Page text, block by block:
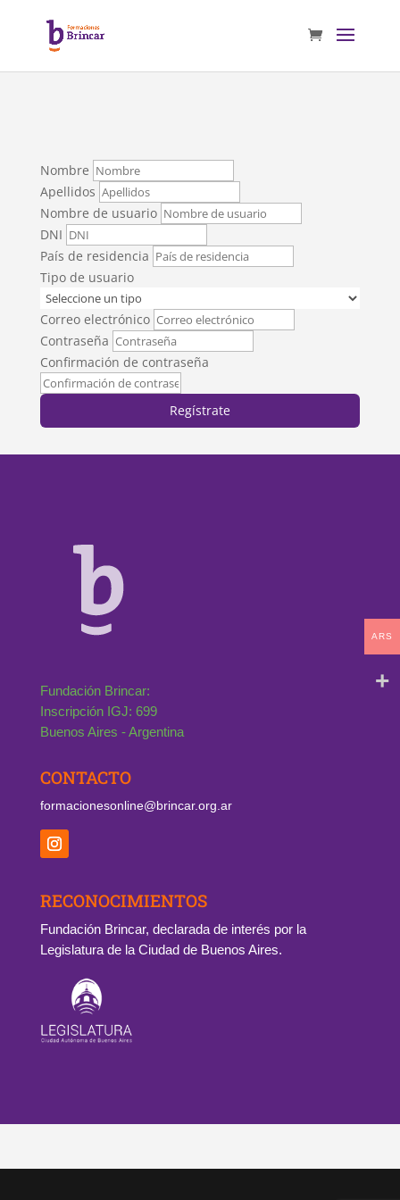
Nombre
Apellidos
Nombre de usuario
DNI
País de residencia
Tipo de usuario
Correo electrónico
Contraseña
Confirmación de contraseña
Regístrate
Fundación Brincar:
Inscripción IGJ: 699
Buenos Aires - Argentina
CONTACTO
formacionesonline@brincar.org.ar
RECONOCIMIENTOS
Fundación Brincar, declarada de interés por la
Legislatura de la Ciudad de Buenos Aires.
ARS